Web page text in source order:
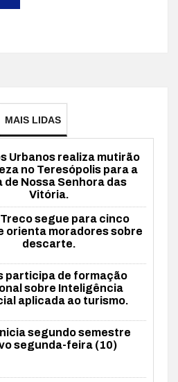
MAIS LIDAS
Urbanos realiza mutirão
no Teresópolis para a
de Nossa Senhora das
Vitória.
segue para cinco
orienta moradores sobre
descarte.
participa de formação
sobre Inteligência
aplicada ao turismo.
segundo semestre
segunda-feira (10)